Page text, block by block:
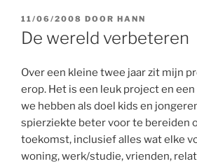
GEPLAATST
OP
11/06/2008 DOOR HANN
De wereld verbeteren
Over een kleine twee jaar zit mijn
erop. Het is een leuk project en
we hebben als doel kids en
spierziekte beter voor te bereiden
toekomst, inclusief alles wat elke
woning, werk/studie, vrienden,